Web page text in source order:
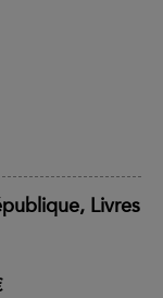
Livres